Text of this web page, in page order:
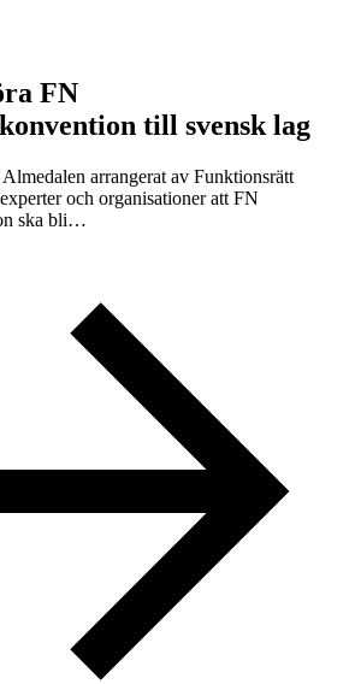
FN
till svensk lag
arrangerat av Funktionsrätt
och organisationer att FN
ska bli…